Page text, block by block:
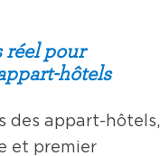
réel pour
hôtels
des appart-hôtels,
et premier